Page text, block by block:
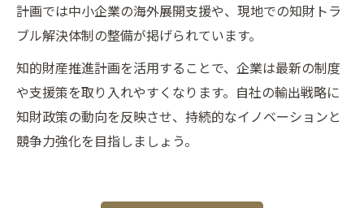
計画では中小企業の海外展開支援や、現地での知財トラ
ブル解決体制の整備が掲げられています。
知的財産推進計画を活用することで、企業は最新の制度
や支援策を取り入れやすくなります。自社の輸出戦略に
知財政策の動向を反映させ、持続的なイノベーションと
競争力強化を目指しましょう。